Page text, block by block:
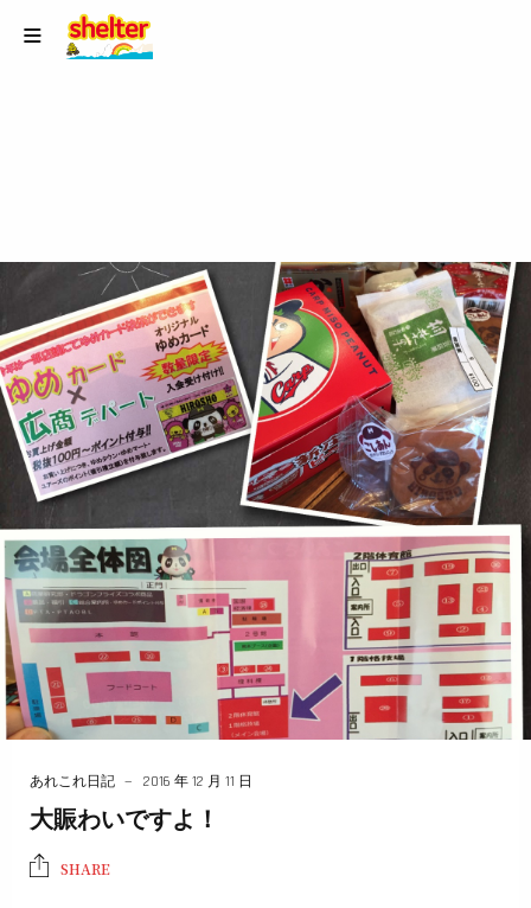
あれこれ日記 2016 年 12 月 11 日
大賑わいですよ！
SHARE